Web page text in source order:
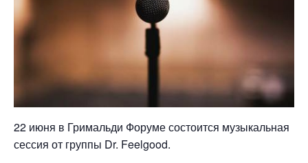
22 июня в Гримальди Форуме состоится музыкальная
сессия от группы Dr. Feelgood.